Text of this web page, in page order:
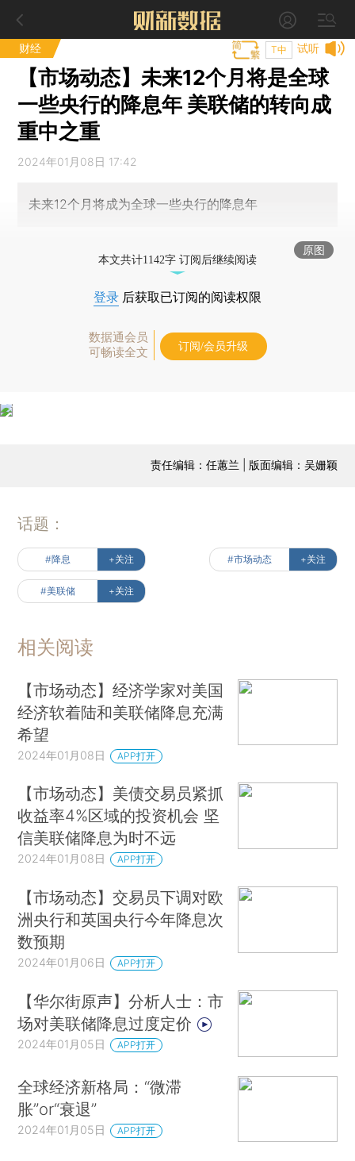
财经 试听
T中
【市场动态】未来12个月将是全球
一些央行的降息年 美联储的转向成
重中之重
2024年01月08日 17:42
未来12个月将成为全球一些央行的降息年
原图
本文共计1142字 订阅后继续阅读
登录 后获取已订阅的阅读权限
数据通会员
可畅读全文
订阅/会员升级
责任编辑：任蕙兰 | 版面编辑：吴姗颖
话题：
#降息 +关注 #市场动态 +关注
#美联储 +关注
相关阅读
【市场动态】经济学家对美国
经济软着陆和美联储降息充满
希望
2024年01月08日 APP打开
【市场动态】美债交易员紧抓
收益率4%区域的投资机会 坚
信美联储降息为时不远
2024年01月08日 APP打开
【市场动态】交易员下调对欧
洲央行和英国央行今年降息次
数预期
2024年01月06日 APP打开
【华尔街原声】分析人士：市
场对美联储降息过度定价
2024年01月05日 APP打开
全球经济新格局：“微滞
胀”or“衰退”
2024年01月05日 APP打开